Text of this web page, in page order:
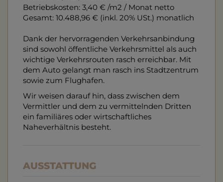
Betriebskosten: 3,40 € /m2 / Monat netto
Gesamt: 10.488,96 € (inkl. 20% USt.) monatlich
Dank der hervorragenden Verkehrsanbindung
sind sowohl öffentliche Verkehrsmittel als auch
wichtige Verkehrsrouten rasch erreichbar. Mit
dem Auto gelangt man rasch ins Stadtzentrum
sowie zum Flughafen.
Wir weisen darauf hin, dass zwischen dem
Vermittler und dem zu vermittelnden Dritten
ein familiäres oder wirtschaftliches
Naheverhältnis besteht.
AUSSTATTUNG